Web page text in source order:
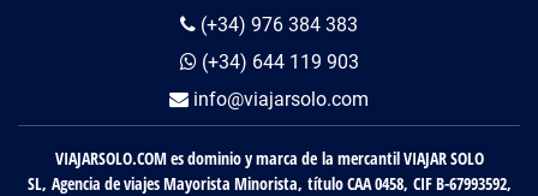
(+34) 976 384 383
(+34) 644 119 903
info@viajarsolo.com
VIAJARSOLO.COM es dominio y marca de la mercantil VIAJAR SOLO
SL, Agencia de viajes Mayorista Minorista, título CAA 0458, CIF B-67993592,